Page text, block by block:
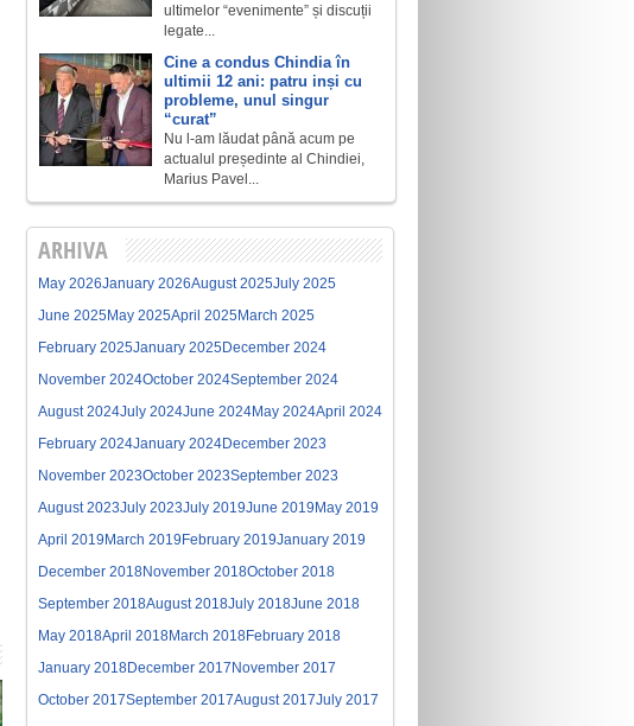
ultimelor “evenimente” și discuții
legate...
Cine a condus Chindia în
ultimii 12 ani: patru inși cu
probleme, unul singur
“curat”
Nu l-am lăudat până acum pe
actualul președinte al Chindiei,
Marius Pavel...
ARHIVA
May 2026January 2026August 2025July 2025
June 2025May 2025April 2025March 2025
February 2025January 2025December 2024
November 2024October 2024September 2024
August 2024July 2024June 2024May 2024April 2024
February 2024January 2024December 2023
November 2023October 2023September 2023
August 2023July 2023July 2019June 2019 May 2019
April 2019 March 2019 February 2019January 2019
December 2018November 2018October 2018
September 2018August 2018July 2018June 2018
May 2018April 2018March 2018February 2018
January 2018December 2017 November 2017
October 2017September 2017August 2017July 2017